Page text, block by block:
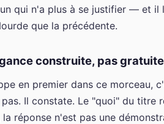
qui n'a plus à se justifier — et il
que la précédente.
construite, pas gratuite
en premier dans ce morceau,
Il constate. Le "quoi" du titre
réponse n'est pas une